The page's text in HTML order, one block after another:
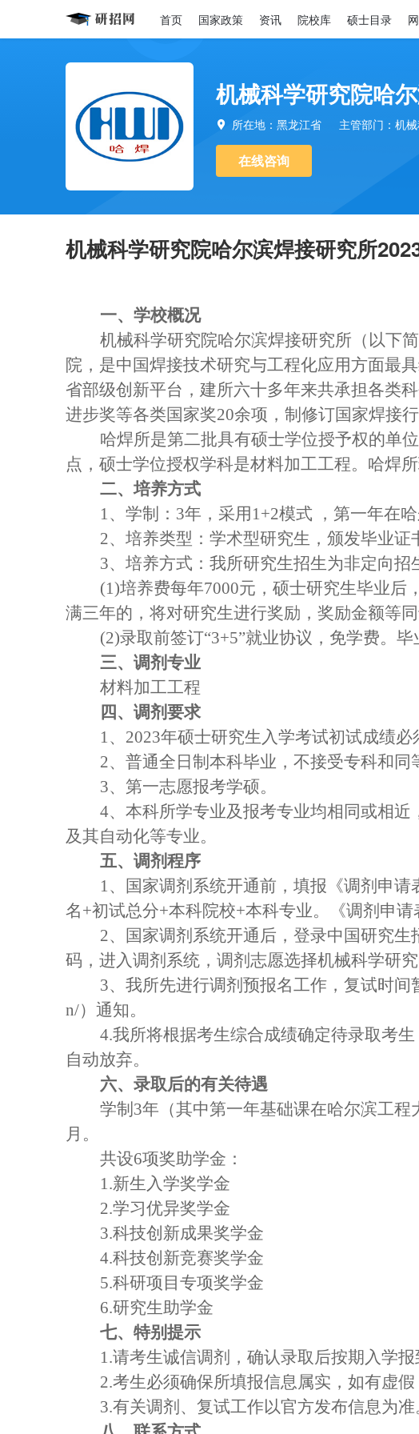
首页 国家政策 资讯 院校库 硕士目录
机械科学研究院哈
 所在地：黑龙江省 主管部门：机
在线咨询
机械科学研究院哈尔滨焊接研究所
一、学校概况
机械科学研究院哈尔滨焊接研究所（以下
院，是中国焊接技术研究与工程化应用方面最
省部级创新平台，建所六十多年来共承担各类
进步奖等各类国家奖20余项，制修订国家焊接行
哈焊所是第二批具有硕士学位授予权的单
点，硕士学位授权学科是材料加工工程。哈焊
二、培养方式
1、学制：3年，采用1+2模式 ，第一年在
2、培养类型：学术型研究生，颁发毕业证
3、培养方式：我所研究生招生为非定向
(1)培养费每年7000元，硕士研究生毕业后
满三年的，将对研究生进行奖励，奖励金额等
(2)录取前签订“3+5”就业协议，免学费。毕
三、调剂专业
材料加工工程
四、 调剂要求
1、2023年硕士研究生入学考试初试成绩
2、普通全日制本科毕业，不接受专科和同
3、第一志愿报考学硕。
4、本科所学专业及报考专业均相同或相
及其自动化等专业。
五、调剂程序
1、国家调剂系统开通前，填报《调剂申请
名+初试总分+本科院校+本科专业。《调剂申请
2、国家调剂系统开通后，登录中国研究
码，进入调剂系统，调剂志愿选择机械科学研究
3、我所先进行调剂预报名工作，复试时
n/）通知。
4.我所将根据考生综合成绩确定待录取考
自动放弃。
六、录取后的有关待遇
学制3年（其中第一年基础课在哈尔滨工
月。
共设6项奖助学金：
1.新生入学奖学金
2.学习优异奖学金
3.科技创新成果奖学金
4.科技创新竞赛奖学金
5.科研项目专项奖学金
6.研究生助学金
七、特别提示
1.请考生诚信调剂，确认录取后按期入学报
2.考生必须确保所填报信息属实，如有虚假
3.有关调剂、复试工作以官方发布信息为准